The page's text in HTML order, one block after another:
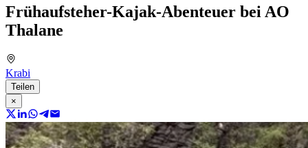
Frühaufsteher-Kajak-Abenteuer bei AO
Thalane
Krabi
Teilen
×